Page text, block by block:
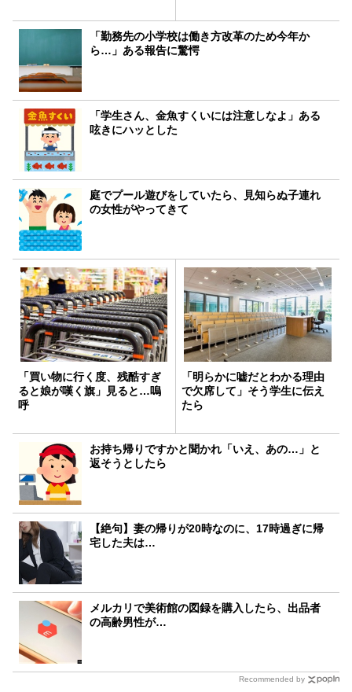
「勤務先の小学校は働き方改革のため今年か
ら…」ある報告に驚愕
「学生さん、金魚すくいには注意しなよ」ある
呟きにハッとした
庭でプール遊びをしていたら、見知らぬ子連れ
の女性がやってきて
「買い物に行く度、残酷すぎ
ると娘が嘆く旗」見ると…嗚
呼
「明らかに嘘だとわかる理由
で欠席して」そう学生に伝え
たら
お持ち帰りですかと聞かれ「いえ、あの…」と
返そうとしたら
【絶句】妻の帰りが20時なのに、17時過ぎに帰
宅した夫は…
メルカリで美術館の図録を購入したら、出品者
の高齢男性が…
Recommended by